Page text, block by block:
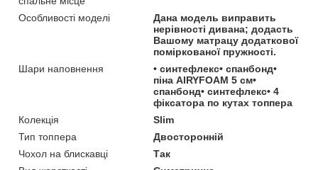
Особливості моделі
Дана модель виправить
нерівності дивана; додасть
Вашому матрацу додаткової
поміркованої пружності.
Шари наповнення
• синтефлекс• спанбонд•
піна AIRYFOAM 5 см•
спанбонд• синтефлекс• 4
фіксатора по кутах топпера
Колекція
Slim
Тип топпера
Двосторонній
Чохол на блискавці
Так